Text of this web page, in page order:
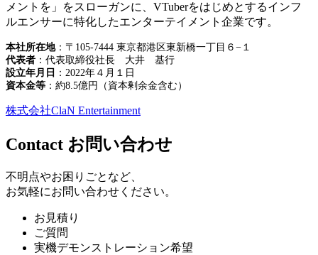
メントを」をスローガンに、VTuberをはじめとするインフ
ルエンサーに特化したエンターテイメント企業です。
本社所在地：〒105-7444 東京都港区東新橋一丁目６−１
代表者 ：代表取締役社長 大井 基行
設立年月日 ：2022年４月１日
資本金等 ：約8.5億円（資本剰余金含む）
株式会社ClaN Entertainment
Contact お問い合わせ
不明点やお困りごとなど、
お気軽にお問い合わせください。
お見積り
ご質問
実機デモンストレーション希望